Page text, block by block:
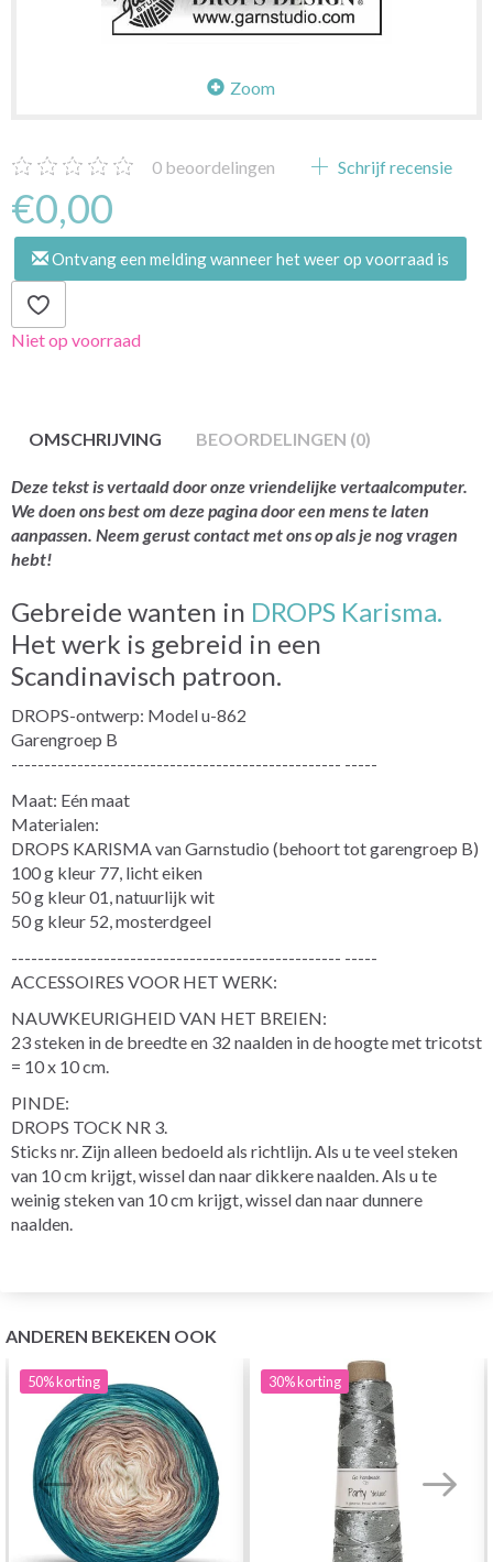
Zoom
0 beoordelingen Schrijf recensie
€0,00
Ontvang een melding wanneer het weer op voorraad is
Niet op voorraad
OMSCHRIJVING BEOORDELINGEN (0)
Deze tekst is vertaald door onze vriendelijke vertaalcomputer.
We doen ons best om deze pagina door een mens te laten
aanpassen. Neem gerust contact met ons op als je nog vragen
hebt!
Gebreide wanten in DROPS Karisma.
Het werk is gebreid in een
Scandinavisch patroon.
DROPS-ontwerp: Model u-862
Garengroep B
-------------------------------------------------- -----
Maat: Eén maat
Materialen:
DROPS KARISMA van Garnstudio (behoort tot garengroep B)
100 g kleur 77, licht eiken
50 g kleur 01, natuurlijk wit
50 g kleur 52, mosterdgeel
-------------------------------------------------- -----
ACCESSOIRES VOOR HET WERK:
NAUWKEURIGHEID VAN HET BREIEN:
23 steken in de breedte en 32 naalden in de hoogte met tricotst
= 10 x 10 cm.
PINDE:
DROPS TOCK NR 3.
Sticks nr. Zijn alleen bedoeld als richtlijn. Als u te veel steken
van 10 cm krijgt, wissel dan naar dikkere naalden. Als u te
weinig steken van 10 cm krijgt, wissel dan naar dunnere
naalden.
ANDEREN BEKEKEN OOK
50%korting 30%korting